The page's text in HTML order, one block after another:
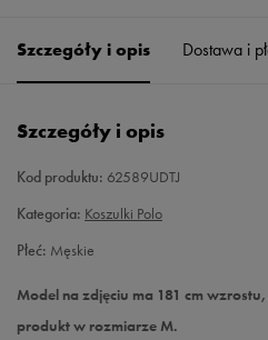
L Powiadom o dostępności
Szczegóły i opis Dostawa i
Szczegóły i opis
Kod produktu: 62589UDTJ
Kategoria: Koszulki Polo
Płeć: Męskie
Model na zdjęciu ma 181 cm
produkt w rozmiarze M.